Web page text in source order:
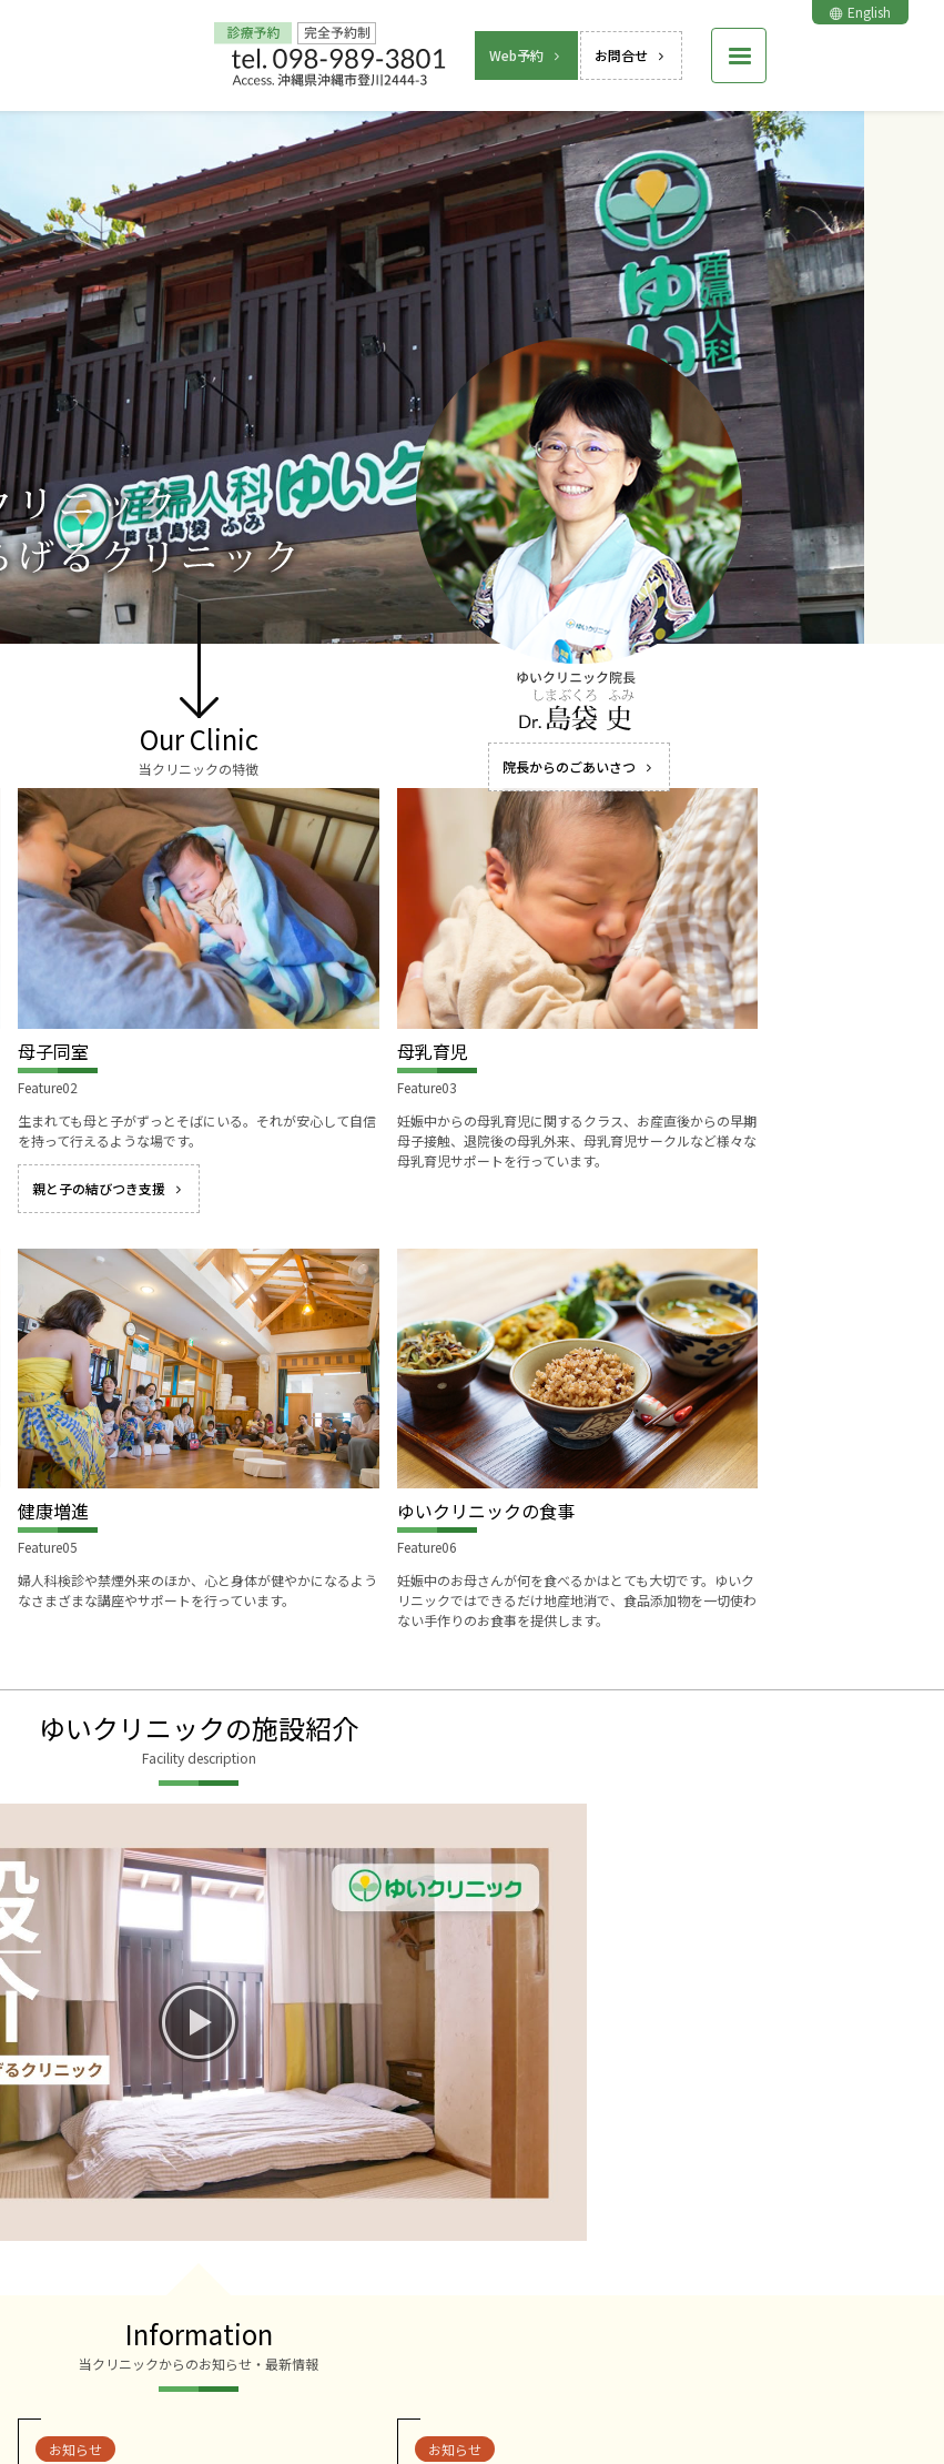
Web予約 お問合せ
English
院長からのごあいさつ
Our Clinic
当クリニックの特徴
母子同室
Feature02
生まれても母と子がずっとそばにいる。それが安心して自信
を持って行えるような場です。
親と子の結びつき支援
母乳育児
Feature03
妊娠中からの母乳育児に関するクラス、お産直後からの早期
母子接触、退院後の母乳外来、母乳育児サークルなど様々な
母乳育児サポートを行っています。
健康増進
Feature05
婦人科検診や禁煙外来のほか、心と身体が健やかになるよう
なさまざまな講座やサポートを行っています。
ゆいクリニックの食事
Feature06
妊娠中のお母さんが何を食べるかはとても大切です。ゆいク
リニックではできるだけ地産地消で、食品添加物を一切使わ
ない手作りのお食事を提供します。
ゆいクリニックの施設紹介
Facility description
Information
当クリニックからのお知らせ・最新情報
お知らせ お知らせ
Home
交通アクセス
院長からのごあいさつ
ゆいクリニックの経営理念
診療料金
妊婦健診
お産について
親と子の結びつき支援
予防接種
その他の診療内容
‘さんルーム’ でさまざまな講座・クラス
遠方にお住まいで当院での出産を希望される方へ
医師プロフィール